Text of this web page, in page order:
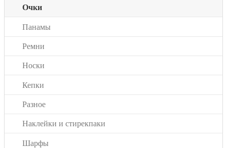
Очки
Панамы
Ремни
Носки
Кепки
Разное
Наклейки и стирекпаки
Шарфы